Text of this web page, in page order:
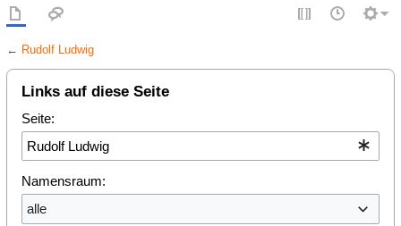
← Rudolf Ludwig
Links auf diese Seite
Seite:
Namensraum:
alle